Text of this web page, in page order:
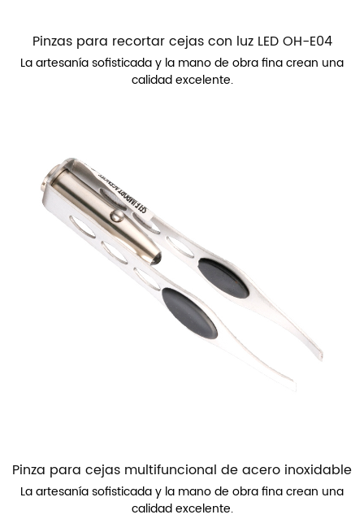
Pinzas para recortar cejas con luz LED OH-E04
La artesanía sofisticada y la mano de obra fina crean una
calidad excelente.
Pinza para cejas multifuncional de acero inoxidable
La artesanía sofisticada y la mano de obra fina crean una
calidad excelente.